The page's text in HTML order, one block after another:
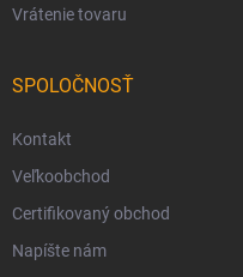
Vrátenie tovaru
SPOLOČNOSŤ
Kontakt
Veľkoobchod
Certifikovaný obchod
Napíšte nám